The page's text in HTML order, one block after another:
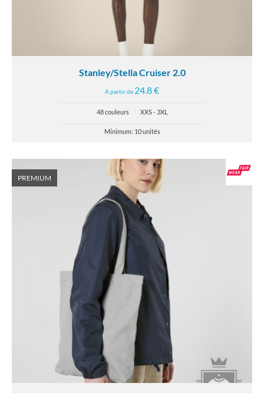
Stanley/Stella Cruiser 2.0
À partir de 24.8 €
48 couleurs XXS - 3XL
Minimum: 10 unités
PREMIUM